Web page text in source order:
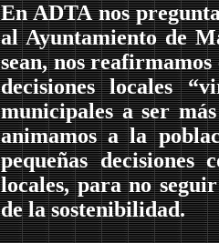
En ADTA nos
al Ayuntamiento de
sean, nos
decisiones locales
municipales a ser
animamos a la
pequeñas decisiones
locales, para no
de la sostenibilidad.